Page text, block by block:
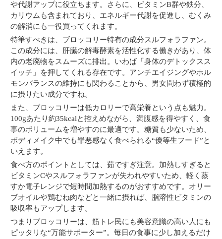
や代謝アップに役立ちます。さらに、ビタミンB群や鉄分、
カリウムも含まれており、エネルギー代謝を促進し、むくみ
の解消にも一役買ってくれます。
特筆すべきは、ブロッコリー特有の成分スルフォラファン。
この成分には、肝臓の解毒酵素を活性化する働きがあり、体
内の老廃物をスムーズに排出。いわば「身体のデトックスス
イッチ」を押してくれる存在です。アンチエイジングやホル
モンバランスの維持にも関わることから、男女問わず積極的
に摂りたい成分ですね。
また、ブロッコリーは低カロリーで高栄養という点も魅力。
100gあたり約35kcalと控えめながら、満腹感を得やすく、食
事のボリュームを増やすのに最適です。糖質も少ないため、
ボディメイク中でも罪悪感なく食べられる“優等生フード”と
いえます。
食べ方のポイントとしては、茹ですぎ注意。加熱しすぎると
ビタミンCやスルフォラファンが失われやすいため、軽く蒸
すか電子レンジで短時間加熱するのがおすすめです。オリー
ブオイルや鶏むね肉などと一緒に摂れば、脂溶性ビタミンの
吸収率もアップします。
つまりブロッコリーは、筋トレ民にも美容意識の高い人にも
ピッタリな“万能サポーター”。毎日の食事に少し加えるだけ